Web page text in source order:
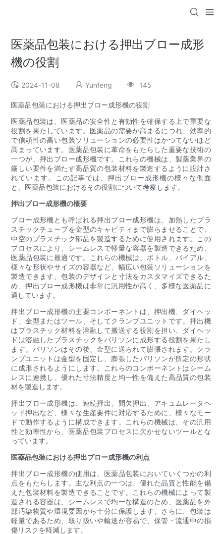
医薬品包装における押出ブロー成形
機の役割
2024-11-08 Yunfeng 145
医薬品包装における押出ブロー成形機の役割
医薬品包装は、医薬品の安全性と有効性を確保する上で重要な
役割を果たしています。医薬品の需要が高まるにつれ、効率的
で信頼性の高い包装ソリューションの必要性はかつてないほど
高まっています。医薬品包装に革命をもたらした重要な技術の
一つが、押出ブロー成形機です。これらの機械は、製薬業界の
厳しい要件を満たす高品質の包装材料を製造するように設計さ
れています。この記事では、押出ブロー成形機の様々な側面
と、医薬品包装におけるその役割について考察します。
押出ブロー成形機の概要
ブロー成形機とも呼ばれる押出ブロー成形機は、加熱したプラ
スチックチューブを金型のキャビティまで膨らませることで、
中空のプラスチック部品を製造するために使用されます。この
プロセスにより、シームレスで軽量な容器を製造できるため、
医薬品包装に最適です。これらの機械は、ボトル、バイアル、
様々な形状やサイズの容器など、幅広い包装ソリューションを
製造できます。包装のデザインと寸法をカスタマイズできるた
め、押出ブロー成形機は非常に汎用性が高く、多様な医薬品に
適しています。
押出ブロー成形機の主要コンポーネントは、押出機、ダイヘッ
ド、金型またはツール、そしてクランプユニットです。押出機
はプラスチック材料を溶融して搬送する役割を担い、ダイヘッ
ドは溶融したプラスチックをパリソンに成形する役割を果たし
ます。パリソンはその後、金型に送られて膨張されます。クラ
ンプユニットは金型を固定し、膨張したパリソンが所定の形状
に成形されるようにします。これらのコンポーネントはシーム
レスに連携し、優れた寸法精度と均一性を備えた高品質の包装
材を製造します。
押出ブロー成形機は、連続押出、間欠押出、アキュムレータヘ
ッド押出など、様々な生産要件に対応するために、様々なモー
ドで動作するように構成できます。これらの機械は、その汎用
性と効率性から、医薬品包装プロセスに欠かせないツールとな
っています。
医薬品包装における押出ブロー成形機の利点
押出ブロー成形機の使用は、医薬品包装においていくつかの利
点をもたらします。主な利点の一つは、優れた品質と性能を備
えた包装材料を製造できることです。これらの機械によって製
造される容器は、シームレスで均一な構造のため、医薬品を外
部汚染物質や環境要因から十分に保護します。さらに、包装は
軽量であるため、取り扱いや輸送が容易で、保管・流通中の損
傷リスクを軽減します。